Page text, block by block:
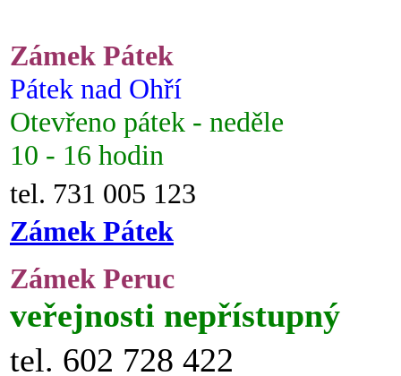
Zámek Pátek
Pátek nad Ohří
Otevřeno pátek - neděle
10 - 16 hodin
tel. 731 005 123
Zámek Pátek
Zámek Peruc
veřejnosti nepřístupný
tel. 602 728 422